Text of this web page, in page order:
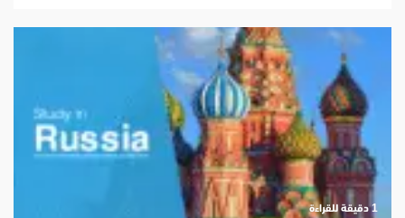
‫1 دقيقة للقراءة